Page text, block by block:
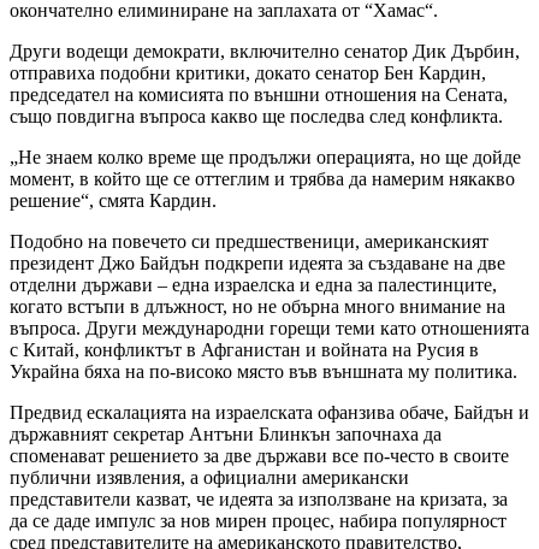
окончателно елиминиране на заплахата от “Хамас“.
Други водещи демократи, включително сенатор Дик Дърбин,
отправиха подобни критики, докато сенатор Бен Кардин,
председател на комисията по външни отношения на Сената,
също повдигна въпроса какво ще последва след конфликта.
„Не знаем колко време ще продължи операцията, но ще дойде
момент, в който ще се оттеглим и трябва да намерим някакво
решение“, смята Кардин.
Подобно на повечето си предшественици, американският
президент Джо Байдън подкрепи идеята за създаване на две
отделни държави – една израелска и една за палестинците,
когато встъпи в длъжност, но не обърна много внимание на
въпроса. Други международни горещи теми като отношенията
с Китай, конфликтът в Афганистан и войната на Русия в
Украйна бяха на по-високо място във външната му политика.
Предвид ескалацията на израелската офанзива обаче, Байдън и
държавният секретар Антъни Блинкън започнаха да
споменават решението за две държави все по-често в своите
публични изявления, а официални американски
представители казват, че идеята за използване на кризата, за
да се даде импулс за нов мирен процес, набира популярност
сред представителите на американското правителство,